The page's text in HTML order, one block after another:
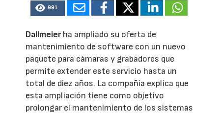
991
Dallmeierha ampliado su oferta de
mantenimiento de software con un nuevo
paquete para cámaras y grabadores que
permite extender este servicio hasta un
total de diez años. La compañía explica que
esta ampliación tiene como objetivo
prolongar el mantenimiento de los sistemas